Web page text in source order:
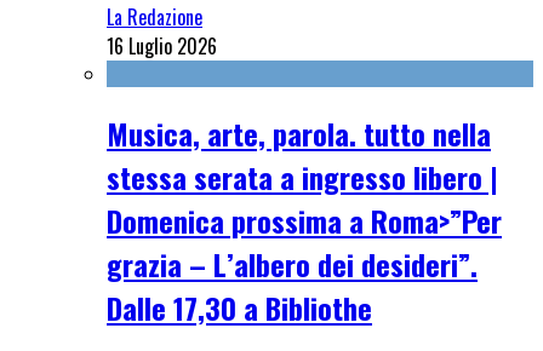
La Redazione
16 Luglio 2026
Musica, arte, parola. tutto nella
stessa serata a ingresso libero |
Domenica prossima a Roma>”Per
grazia – L’albero dei desideri”.
Dalle 17,30 a Bibliothe